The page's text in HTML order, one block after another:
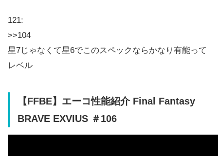
121:
>>104
星7じゃなくて星6でこのスペックならかなり有能って
レベル
【FFBE】エーコ性能紹介 Final Fantasy
BRAVE EXVIUS ＃106